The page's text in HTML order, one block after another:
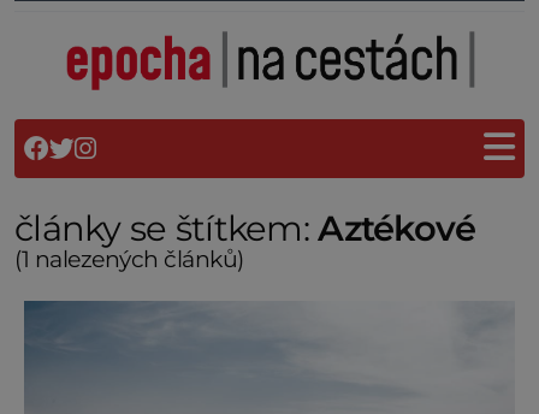
články se štítkem:Aztékové
(1 nalezených článků)